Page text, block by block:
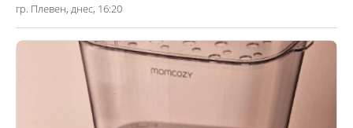
гр. Плевен, днес, 16:20